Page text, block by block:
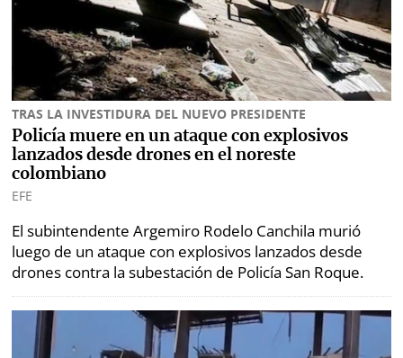
Mundo
Deportes
Tecnología
Ponle
la
Blogs
Fotografías
Videos
Fe
Historias
SERVICIOS
TRAS LA INVESTIDURA DEL NUEVO PRESIDENTE
Policía muere en un ataque con explosivos
lanzados desde drones en el noreste
colombiano
EFE
El subintendente Argemiro Rodelo Canchila murió
luego de un ataque con explosivos lanzados desde
drones contra la subestación de Policía San Roque.